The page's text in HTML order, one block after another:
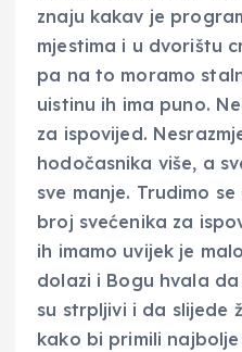
znaju kakav je
mjestima i u dvorištu
pa na to moramo
uistinu ih ima puno.
za ispovijed.
hodočasnika više, a
sve manje. Trudimo
broj svećenika za
ih imamo uvijek je
dolazi i Bogu hvala
su strpljivi i da slijede
kako bi primili